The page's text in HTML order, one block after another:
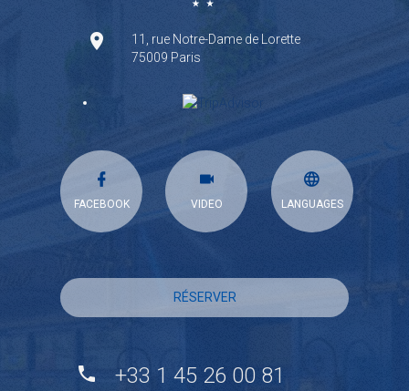
11, rue Notre-Dame de Lorette
75009 Paris
FACEBOOK VIDEO LANGUAGES
RÉSERVER
+33 1 45 26 00 81